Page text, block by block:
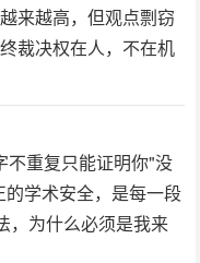
来越高，但观点剽窃
裁决权在人，不在机
不重复只能证明你"没
学术安全，是每一段
，为什么必须是我来